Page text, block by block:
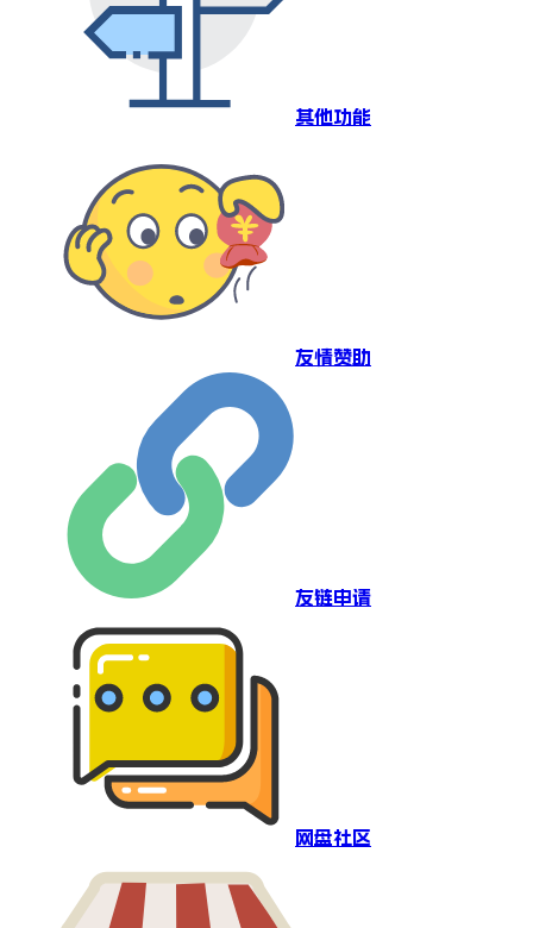
其他功能
友情赞助
友链申请
网盘社区